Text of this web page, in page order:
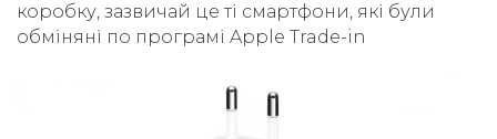
коробку, зазвичай це ті смартфони, які були
обміняні по програмі Apple Trade-in